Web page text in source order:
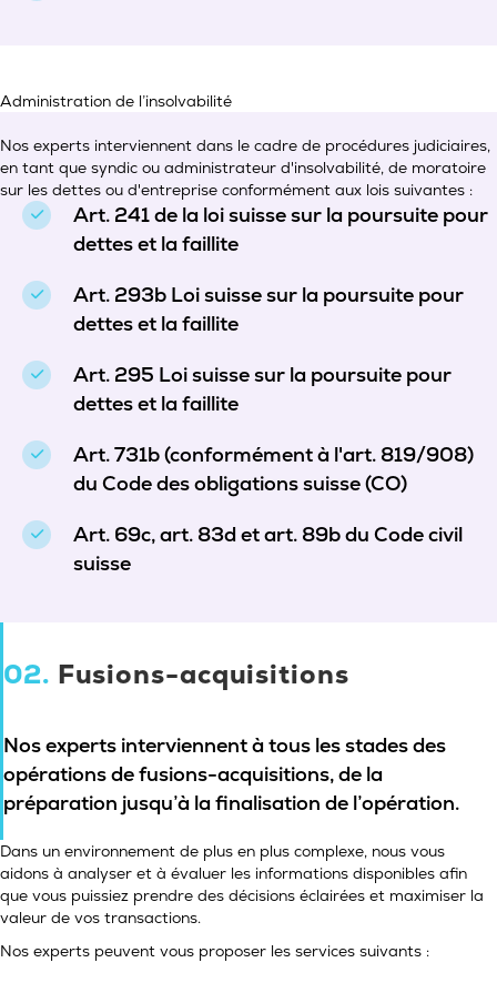
Administration de l’insolvabilité
Nos experts interviennent dans le cadre de procédures judiciaires,
en tant que syndic ou administrateur d'insolvabilité, de moratoire
sur les dettes ou d'entreprise conformément aux lois suivantes :
Art. 241 de la loi suisse sur la poursuite pour
dettes et la faillite
Art. 293b Loi suisse sur la poursuite pour
dettes et la faillite
Art. 295 Loi suisse sur la poursuite pour
dettes et la faillite
Art. 731b (conformément à l'art. 819/908)
du Code des obligations suisse (CO)
Art. 69c, art. 83d et art. 89b du Code civil
suisse
02. Fusions-acquisitions
Nos experts interviennent à tous les stades des
opérations de fusions-acquisitions, de la
préparation jusqu’à la finalisation de l’opération.
Dans un environnement de plus en plus complexe, nous vous
aidons à analyser et à évaluer les informations disponibles afin
que vous puissiez prendre des décisions éclairées et maximiser la
valeur de vos transactions.
Nos experts peuvent vous proposer les services suivants :